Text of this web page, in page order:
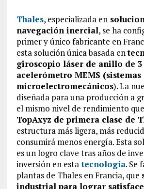
Thales, especializada en
navegación inercial, se ha
primer y único fabricante en
esta solución única basada en
giroscopio láser de anillo de 3
acelerómetro MEMS (sistemas
microelectromecánicos). La
diseñada para una producción a
el mismo nivel de rendimiento
TopAxyz de primera clase de
estructura más ligera, más
consumirá menos energía. Esta
es un logro clave tras años de
inversión en estatecnología. Se
plantas de Thales en Francia, que
industrial para lograr